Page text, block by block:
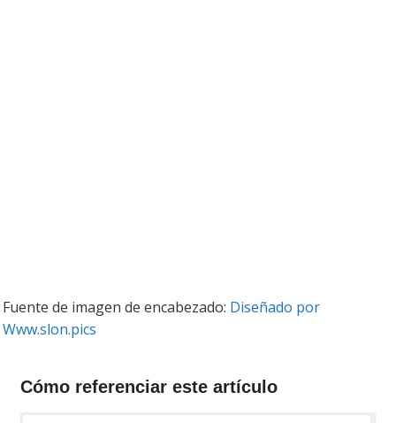
Fuente de imagen de encabezado: Diseñado por
Www.slon.pics
Cómo referenciar este artículo